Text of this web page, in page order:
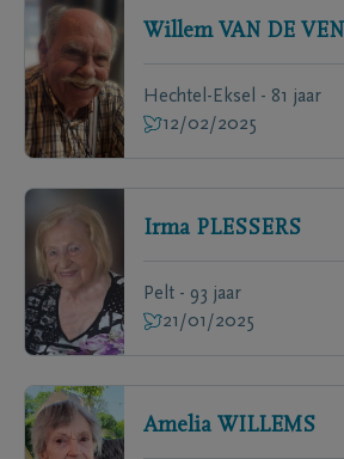
Willem VAN DE VEN
Hechtel-Eksel - 81 jaar
12/02/2025
Irma PLESSERS
Pelt - 93 jaar
21/01/2025
Amelia WILLEMS